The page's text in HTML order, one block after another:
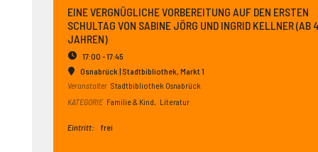
EINE VERGNÜGLICHE VORBEREITUNG AUF DEN ERSTEN
SCHULTAG VON SABINE JÖRG UND INGRID KELLNER (AB
JAHREN)
17:00 - 17:45
Osnabrück | Stadtbibliothek, Markt 1
Veranstalter Stadtbibliothek Osnabrück
KATEGORIE Familie & Kind, Literatur
Eintritt: frei